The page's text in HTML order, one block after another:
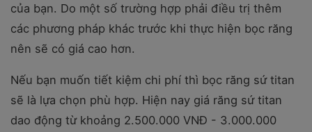
của bạn. Do một số trường hợp phải điều trị thêm
các phương pháp khác trước khi thực hiện bọc răng
nên sẽ có giá cao hơn.
Nếu bạn muốn tiết kiệm chi phí thì bọc răng sứ titan
sẽ là lựa chọn phù hợp. Hiện nay giá răng sứ titan
dao động từ khoảng 2.500.000 VNĐ - 3.000.000